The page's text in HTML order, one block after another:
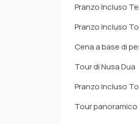
Pranzo Incluso
Pranzo Incluso
Cena a base di
Tour di Nusa Dua
Pranzo Incluso
Tour